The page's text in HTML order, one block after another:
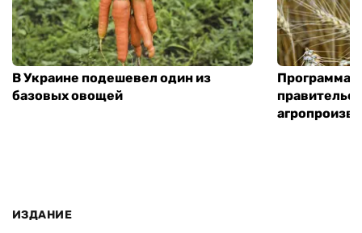
В Украине подешевел один из
базовых овощей
Программа
ИЗДАНИЕ